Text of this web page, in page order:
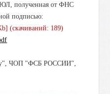
полученная от ФНС
подписью:
(cкачиваний: 189)
ЧОП "ФСБ РОССИИ",